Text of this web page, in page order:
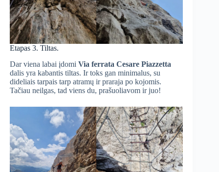
Etapas 3. Tiltas.
Dar viena labai įdomi Via ferrata Cesare Piazzetta
dalis yra kabantis tiltas. Ir toks gan minimalus, su
dideliais tarpais tarp atramų ir praraja po kojomis.
Tačiau neilgas, tad viens du, prašuoliavom ir juo!